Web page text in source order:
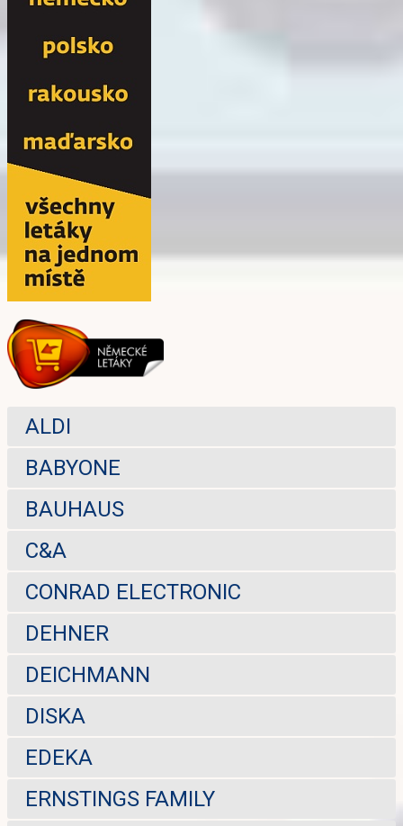
ALDI
BABYONE
BAUHAUS
C&A
CONRAD ELECTRONIC
DEHNER
DEICHMANN
DISKA
EDEKA
ERNSTINGS FAMILY